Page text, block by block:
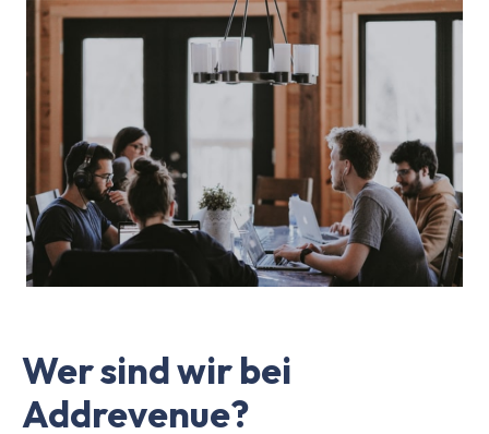
Wer sind wir bei
Addrevenue?